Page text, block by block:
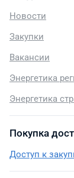
Новости
Закупки
Вакансии
Энергетика
Энергетика
Покупка
Доступ к